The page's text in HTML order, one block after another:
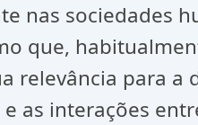
nas sociedades
que,
relevância para a
as interações